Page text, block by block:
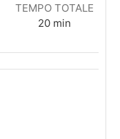
TEMPO TOTALE
20minuti
min